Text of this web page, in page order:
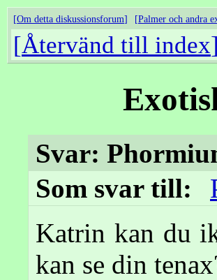
Om detta diskussionsforum Palmer och andra
Återvänd till index
Svar:
Som svar till:
Katrin kan du
kan se din